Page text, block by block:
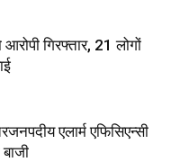
आरोपी गिरफ्तार, 21 लोगों
एलार्म एफिसिएन्सी